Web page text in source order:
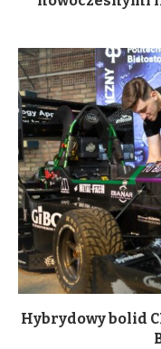
Hybrydowy bolid